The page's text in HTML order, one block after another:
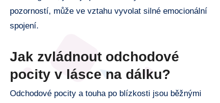
pozorností, může ve vztahu vyvolat silné emocionální
spojení.
Jak zvládnout odchodové
pocity v lásce na dálku?
Odchodové pocity a touha po blízkosti jsou běžnými